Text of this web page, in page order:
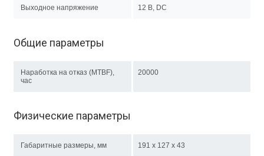
Выходное напряжение 12 В, DC
Общие параметры
Наработка на отказ (MTBF),
час
20000
Физические параметры
Габаритные размеры, мм 191 x 127 x 43